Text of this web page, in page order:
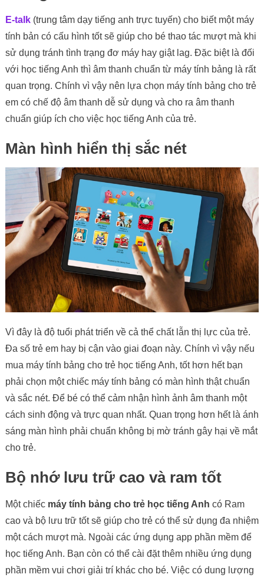
E-talk(trung tâm dạy tiếng anh trực tuyến) cho biết một máy
tính bản có cấu hình tốt sẽ giúp cho bé thao tác mượt mà khi
sử dụng tránh tình trạng đơ máy hay giật lag. Đặc biệt là đối
với học tiếng Anh thì âm thanh chuẩn từ máy tính bảng là rất
quan trọng. Chính vì vậy nên lựa chọn máy tính bảng cho trẻ
em có chế độ âm thanh dễ sử dụng và cho ra âm thanh
chuẩn giúp ích cho việc học tiếng Anh của trẻ.
Màn hình hiển thị sắc nét
Vì đây là độ tuổi phát triển về cả thể chất lẫn thị lực của trẻ.
Đa số trẻ em hay bị cận vào giai đoạn này. Chính vì vậy nếu
mua máy tính bảng cho trẻ học tiếng Anh, tốt hơn hết bạn
phải chọn một chiếc máy tính bảng có màn hình thật chuẩn
và sắc nét. Để bé có thể cảm nhận hình ảnh âm thanh một
cách sinh động và trực quan nhất. Quan trọng hơn hết là ánh
sáng màn hình phải chuẩn không bị mờ tránh gây hại về mắt
cho trẻ.
Bộ nhớ lưu trữ cao và ram tốt
Một chiếc máy tính bảng cho trẻ học tiếng Anh có Ram
cao và bộ lưu trữ tốt sẽ giúp cho trẻ có thể sử dụng đa nhiệm
một cách mượt mà. Ngoài các ứng dụng app phần mềm để
học tiếng Anh. Bạn còn có thể cài đặt thêm nhiều ứng dụng
phần mềm vui chơi giải trí khác cho bé. Việc có dung lượng